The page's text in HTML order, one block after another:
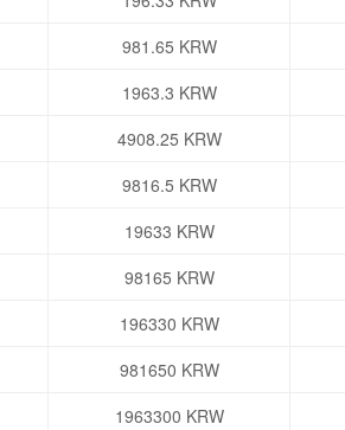
981.65 KRW
1963.3 KRW
4908.25 KRW
9816.5 KRW
19633 KRW
98165 KRW
196330 KRW
981650 KRW
1963300 KRW